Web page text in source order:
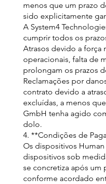
menos que um prazo
sido explicitamente
A System4
cumprir todos os
Atrasos devido a força
operacionais, falta de
prolongam os prazos
Reclamações por
contrato devido a
excluídas, a menos
GmbH tenha agido
dolo.
4. **Condições de
Os dispositivos
dispositivos sob
se concretiza após um
conforme acordado